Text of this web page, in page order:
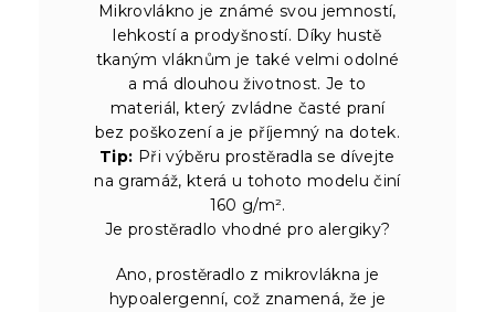
Mikrovlákno je známé svou jemností,
lehkostí a prodyšností. Díky hustě
tkaným vláknům je také velmi odolné
a má dlouhou životnost. Je to
materiál, který zvládne časté praní
bez poškození a je příjemný na dotek.
Tip: Při výběru prostěradla se dívejte
na gramáž, která u tohoto modelu činí
160 g/m².
Je prostěradlo vhodné pro alergiky?
Ano, prostěradlo z mikrovlákna je
hypoalergenní, což znamená, že je